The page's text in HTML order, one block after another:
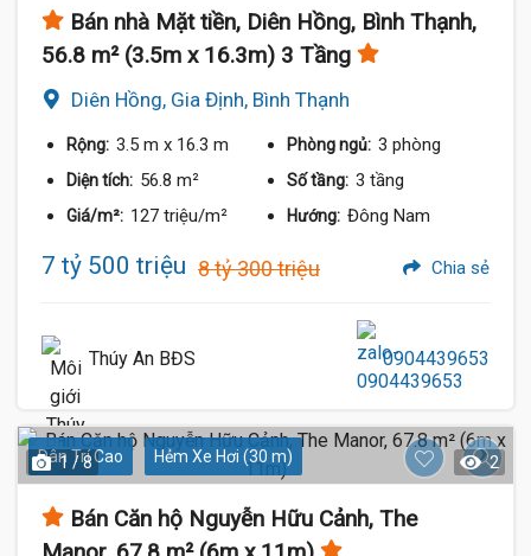
Bán nhà Mặt tiền, Diên Hồng, Bình Thạnh,
56.8 m² (3.5m x 16.3m) 3 Tầng
Diên Hồng, Gia Định, Bình Thạnh
Rộng: 3.5 m x 16.3 m Phòng ngủ: 3 phòng
Diện tích: 56.8 m² Số tầng: 3 tầng
Giá/m²: 127 triệu/m² Hướng: Đông Nam
7 tỷ 500 triệu 8 tỷ 300 triệu Chia sẻ
Thúy An BĐS 0904439653
Dân Trí Cao Hẻm Xe Hơi (30 m)
1 / 8 2
Bán Căn hộ Nguyễn Hữu Cảnh, The